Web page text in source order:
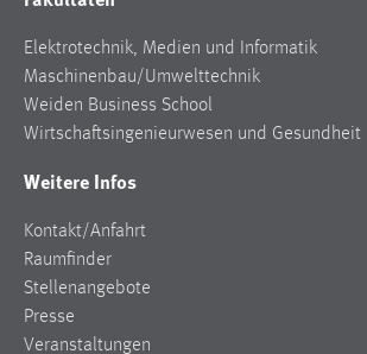
Elektrotechnik, Medien und Informatik
Maschinenbau/Umwelttechnik
Weiden Business School
Wirtschaftsingenieurwesen und Gesundheit
Weitere Infos
Kontakt/Anfahrt
Raumfinder
Stellenangebote
Presse
Veranstaltungen